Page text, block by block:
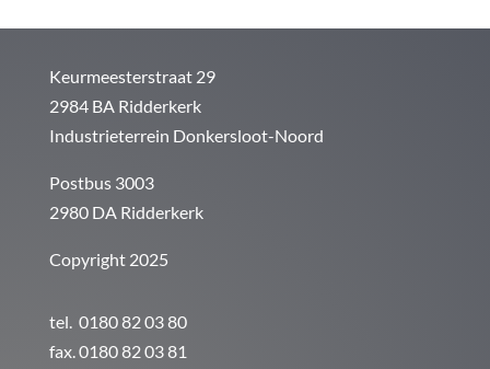
Keurmeesterstraat 29
2984 BA Ridderkerk
Industrieterrein Donkersloot-Noord
Postbus 3003
2980 DA Ridderkerk
Copyright 2025
tel. 0180 82 03 80
fax. 0180 82 03 81